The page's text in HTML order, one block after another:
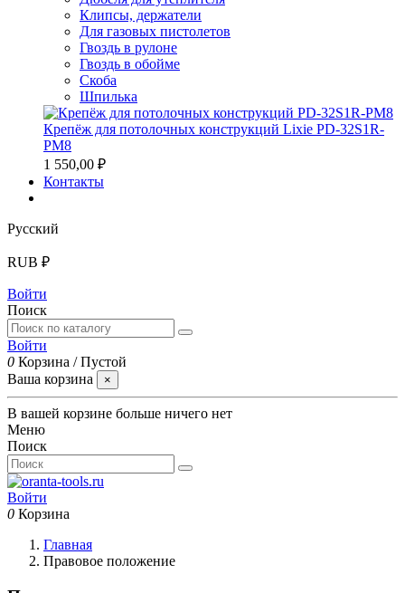
Клипсы, держатели
Для газовых пистолетов
Гвоздь в рулоне
Гвоздь в обойме
Скоба
Шпилька
Крепёж для потолочных конструкций Lixie PD-32S1R-
PM8
1 550,00 ₽
Контакты
Русский
RUB ₽
Войти
Поиск
Войти
0 Корзина /Пустой
Ваша корзина
×
В вашей корзине больше ничего нет
Меню
Поиск
Войти
0 Корзина
Главная
Правовое положение